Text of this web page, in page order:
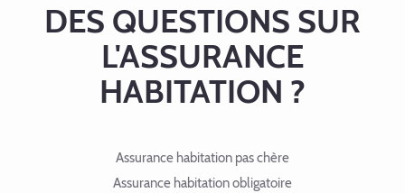
DES QUESTIONS SUR
L'ASSURANCE
HABITATION ?
Assurance habitation pas chère
Assurance habitation obligatoire